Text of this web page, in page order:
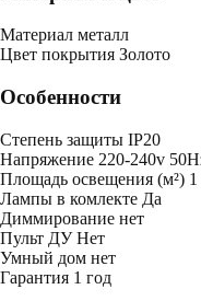
Mатериал металл
Цвет покрытия Золото
Особенности
Степень защиты IP20
Напряжение 220-240v
Площадь освещения (м²) 1
Лампы в комлекте Да
Диммирование нет
Пульт ДУНет
Умный дом нет
Гарантия 1 год